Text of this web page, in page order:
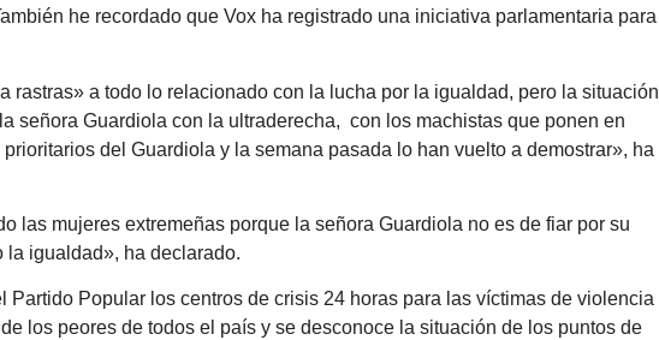
he recordado que Vox ha registrado una iniciativa parlamentaria para
rastras» a todo lo relacionado con la lucha por la igualdad, pero la situación
señora Guardiola con la ultraderecha, con los machistas que ponen en
del Guardiola y la semana pasada lo han vuelto a demostrar», ha
las mujeres extremeñas porque la señora Guardiola no es de fiar por su
la igualdad», ha declarado.
Popular los centros de crisis 24 horas para las víctimas de violencia
los peores de todos el país y se desconoce la situación de los puntos de